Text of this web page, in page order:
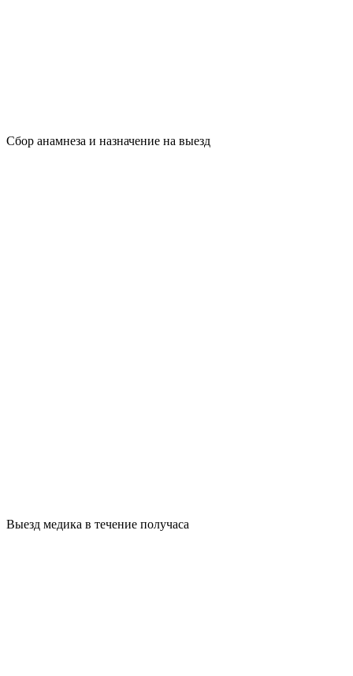
Сбор анамнеза и назначение на выезд
Выезд медика в течение получаса